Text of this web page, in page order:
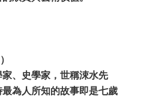
、史學家，世稱涑水先
為人所知的故事即是七歲